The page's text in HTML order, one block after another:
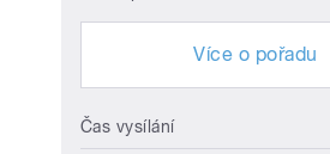
Více o pořadu
Čas vysílání